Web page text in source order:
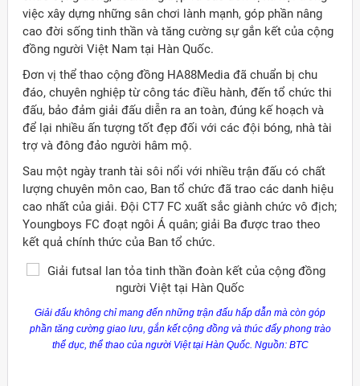
việc xây dựng những sân chơi lành mạnh, góp phần nâng
cao đời sống tinh thần và tăng cường sự gắn kết của cộng
đồng người Việt Nam tại Hàn Quốc.
Đơn vị thể thao cộng đồng HA88Media đã chuẩn bị chu
đáo, chuyên nghiệp từ công tác điều hành, đến tổ chức thi
đấu, bảo đảm giải đấu diễn ra an toàn, đúng kế hoạch và
để lại nhiều ấn tượng tốt đẹp đối với các đội bóng, nhà tài
trợ và đông đảo người hâm mộ.
Sau một ngày tranh tài sôi nổi với nhiều trận đấu có chất
lượng chuyên môn cao, Ban tổ chức đã trao các danh hiệu
cao nhất của giải. Đội CT7 FC xuất sắc giành chức vô địch;
Youngboys FC đoạt ngôi Á quân; giải Ba được trao theo
kết quả chính thức của Ban tổ chức.
Giải đấu không chỉ mang đến những trận đấu hấp dẫn mà còn góp
phần tăng cường giao lưu, gắn kết cộng đồng và thúc đẩy phong trào
thể dục, thể thao của người Việt tại Hàn Quốc. Nguồn: BTC